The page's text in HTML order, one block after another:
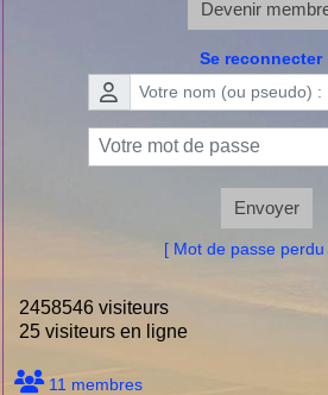
Devenir
Se reconnecter
Envoyer
[ Mot de passe perdu
2458546 visiteurs
25 visiteurs en ligne
11 membres